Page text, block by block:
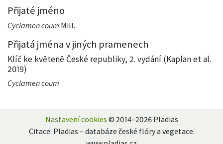
Přijaté jméno
Cyclamen coum Mill.
Přijatá jména v jiných pramenech
Klíč ke květeně České republiky, 2. vydání (Kaplan et al.
2019)
Cyclamen coum
Nastavení cookies © 2014–2026 Pladias
Citace: Pladias – databáze české flóry a vegetace.